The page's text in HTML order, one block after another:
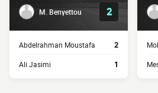
M. Benyettou 2
Abdelrahman Moustafa 2
Ali Jasimi 1